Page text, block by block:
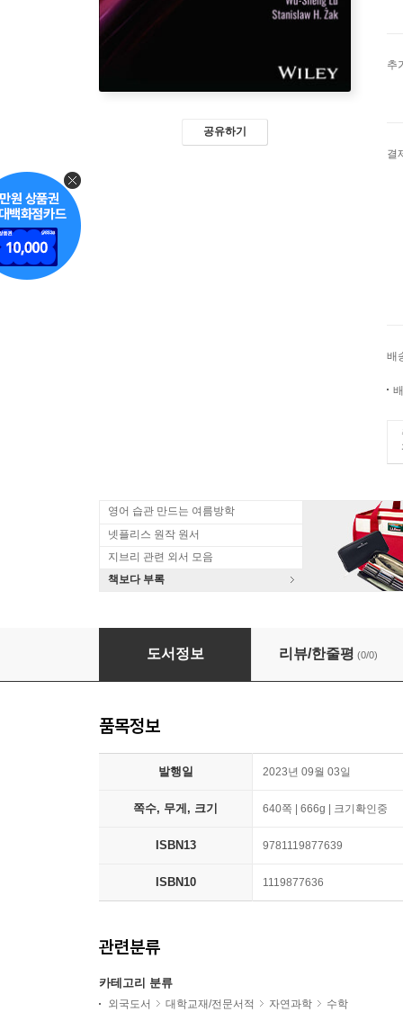
공유하기
추
결
배
영어 습관 만드는 여름방학
넷플리스 원작 원서
지브리 관련 외서 모음
책보다 부록
An Introduction to Optimization: With
도서정보 리뷰/한줄평 (0/0)
품목정보
발행일 2023년 09월 03일
쪽수, 무게, 크기 640쪽 | 666g | 크기확인중
ISBN13 9781119877639
ISBN10 1119877636
관련분류
카테고리 분류
외국도서 대학교재/전문서적 자연과학
수학